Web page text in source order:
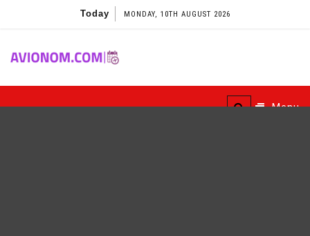
Today MONDAY, 10TH AUGUST 2026
Avionom
Menu